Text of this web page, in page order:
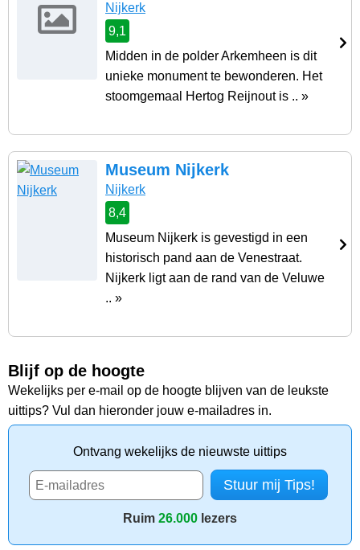
Nijkerk
9,1
Midden in de polder Arkemheen is dit
unieke monument te bewonderen. Het
stoomgemaal Hertog Reijnout is .. »
Museum Nijkerk
Nijkerk
8,4
Museum Nijkerk is gevestigd in een
historisch pand aan de Venestraat.
Nijkerk ligt aan de rand van de Veluwe
.. »
Blijf op de hoogte
Wekelijks per e-mail op de hoogte blijven van de leukste
uittips? Vul dan hieronder jouw e-mailadres in.
Ontvang wekelijks de nieuwste uittips
Ruim 26.000 lezers